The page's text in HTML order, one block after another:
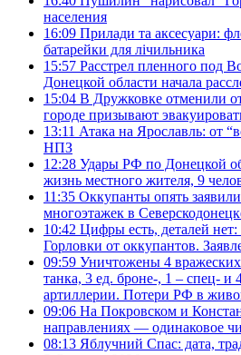
населения
16:09 Прилади та аксесуари:
батарейки для лічильника
15:57 Расстрел пленного под
Донецкой области начала
15:04 В Дружковке отменили
городе призывают
13:11 Атака на Ярославль: от
НПЗ
12:28 Удары РФ по Донецкой
жизнь местного жителя, 9
11:35 Оккупанты опять
многоэтажек в
10:42 Цифры есть, деталей нет:
Горловки от оккупантов.
09:59 Уничтожены 4
танка, 3 ед. броне-, 1 – спец- и
артиллерии. Потери РФ в
09:06 На Покровском и
направлениях — одинаковое
08:13 Яблучний Спас: дата,